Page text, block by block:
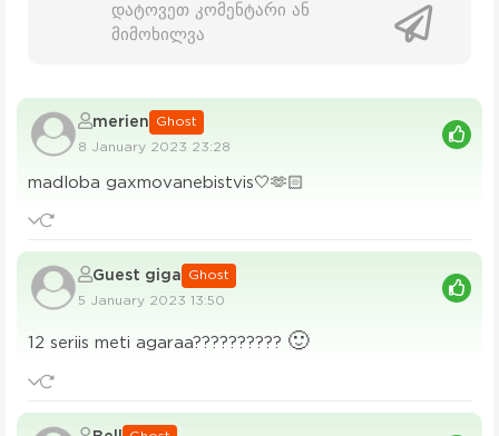
დატოვეთ კომენტარი ან
მიმოხილვა
merien Ghost
8 January 2023 23:28
madloba gaxmovanebistvis🤍🫶🏻
Guest giga Ghost
5 January 2023 13:50
12 seriis meti agaraa?????????? 🙂